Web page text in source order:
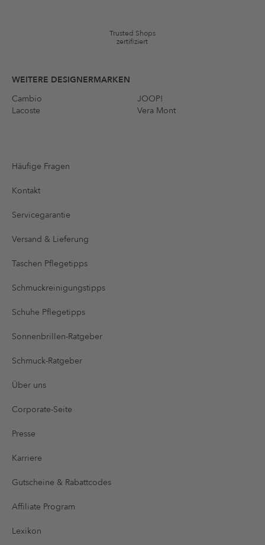
Trusted Shops
zertifiziert
WEITERE DESIGNERMARKEN
Cambio
JOOP!
Lacoste
Vera Mont
Häufige Fragen
Kontakt
Servicegarantie
Versand & Lieferung
Taschen Pflegetipps
Schmuckreinigungstipps
Schuhe Pflegetipps
Sonnenbrillen-Ratgeber
Schmuck-Ratgeber
Über uns
Corporate-Seite
Presse
Karriere
Gutscheine & Rabattcodes
Affiliate Program
Lexikon